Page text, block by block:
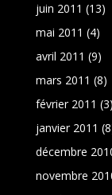
juin 2011 (13)
mai 2011 (4)
avril 2011 (9)
mars 2011 (8)
février 2011 (3)
janvier 2011
décembre
novembre